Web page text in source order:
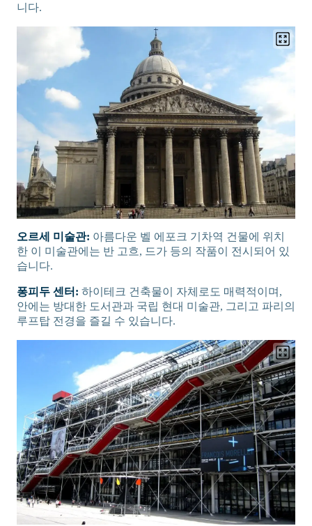
니다.
오르세 미술관: 아름다운 벨 에포크 기차역 건물에 위치
한 이 미술관에는 반 고흐, 드가 등의 작품이 전시되어 있
습니다.
퐁피두 센터: 하이테크 건축물이 자체로도 매력적이며,
안에는 방대한 도서관과 국립 현대 미술관, 그리고 파리의
루프탑 전경을 즐길 수 있습니다.